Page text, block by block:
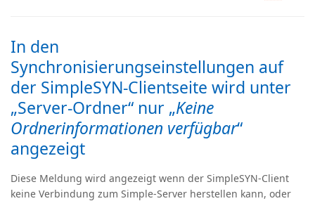
In den
Synchronisierungseinstellungen auf
der SimpleSYN-Clientseite wird unter
„Server-Ordner“ nur „Keine
Ordnerinformationen verfügbar“
angezeigt
Diese Meldung wird angezeigt wenn der SimpleSYN-Client
keine Verbindung zum Simple-Server herstellen kann, oder